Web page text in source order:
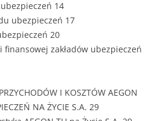
14
ubezpieczeń 17
20
finansowej zakładów ubezpieczeń
I KOSZTÓW AEGON
NA ŻYCIE S.A. 29